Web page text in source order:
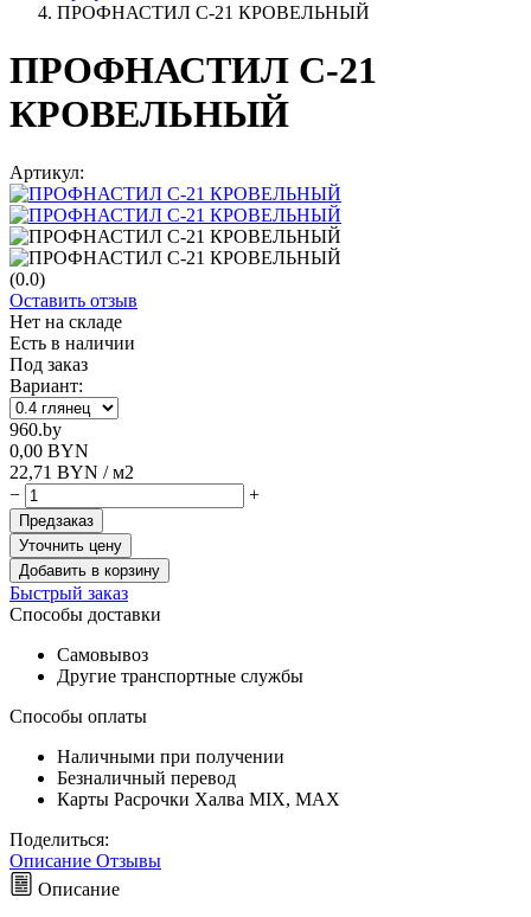
ПРОФНАСТИЛ С-21 КРОВЕЛЬНЫЙ
ПРОФНАСТИЛ С-21
КРОВЕЛЬНЫЙ
Артикул:
(0.0)
Оставить отзыв
Нет на складе
Есть в наличии
Под заказ
Вариант:
960.by
0,00 BYN
22,71 BYN / м2
−
+
Предзаказ
Уточнить цену
Добавить в корзину
Быстрый заказ
Способы доставки
Самовывоз
Другие транспортные службы
Способы оплаты
Наличными при получении
Безналичный перевод
Карты Расрочки Халва MIX, MAX
Поделиться:
Описание Отзывы
Описание